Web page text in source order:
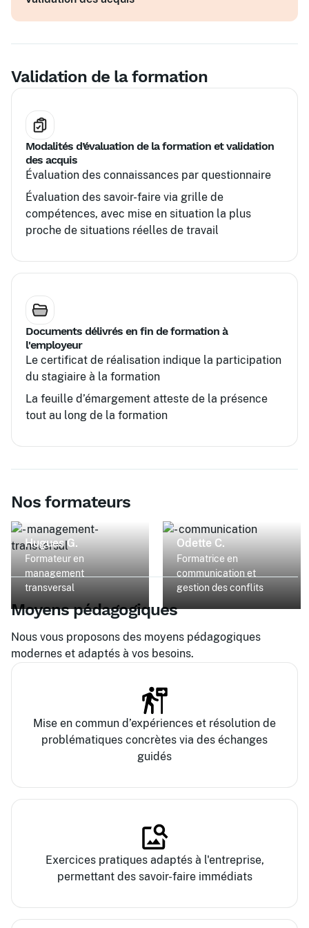
adaptés
Plan d'action personnalisé pour renforcer ses
Validation de la formation
Modalités d’évaluation de la formation et validation
des acquis
Évaluation des connaissances par questionnaire
Évaluation des savoir-faire via grille de
compétences, avec mise en situation la plus
proche de situations réelles de travail
Documents délivrés en fin de formation à
l'employeur
Le certificat de réalisation indique la participation
du stagiaire à la formation
La feuille d’émargement atteste de la présence
tout au long de la formation
Nos formateurs
Hugues G.
Formateur en
management
transversal
Odette C.
Formatrice en
communication et
gestion des conflits
Moyens pédagogiques
Nous vous proposons des moyens pédagogiques
modernes et adaptés à vos besoins.
Mise en commun d’expériences et résolution de
problématiques concrètes via des échanges
guidés
Exercices pratiques adaptés à l'entreprise,
permettant des savoir-faire immédiats